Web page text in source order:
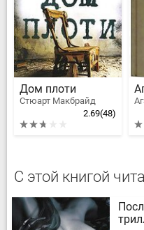
Дом плоти
Стюарт Макбрайд
2.69(48)
С этой книгой